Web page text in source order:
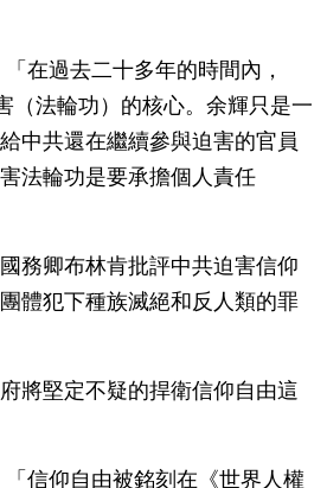
在過去二十多年的時間內，
（法輪功）的核心。余輝只是一
中共還在繼續參與迫害的官員
法輪功是要承擔個人責任
務卿布林肯批評中共迫害信仰
體犯下種族滅絕和反人類的罪
將堅定不疑的捍衛信仰自由這
信仰自由被銘刻在《世界人權